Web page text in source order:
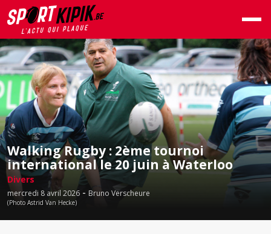
Walking Rugby : 2ème tournoi
international le 20 juin à Waterloo
Divers
mercredi 8 avril 2026 - Bruno Verscheure
(Photo Astrid Van Hecke)